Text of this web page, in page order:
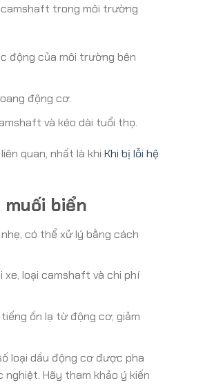
trong môi trường
động của môi trường bên
động cơ.
và kéo dài tuổi thọ.
quan, nhất là khi Khi bị lỗi hệ
biển
có thể xử lý bằng cách
loại camshaft và chi phí
ồn lạ từ động cơ, giảm
loại dầu động cơ được pha
Hãy tham khảo ý kiến